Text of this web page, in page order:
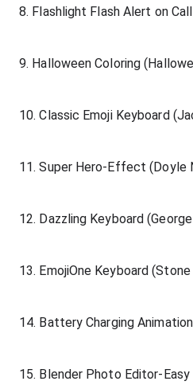
8. Flashlight Flash Alert on
9. Halloween Coloring
10. Classic Emoji Keyboard
11. Super Hero-Effect (Doyle
12. Dazzling Keyboard
13. EmojiOne Keyboard
14. Battery Charging
15. Blender Photo Editor-